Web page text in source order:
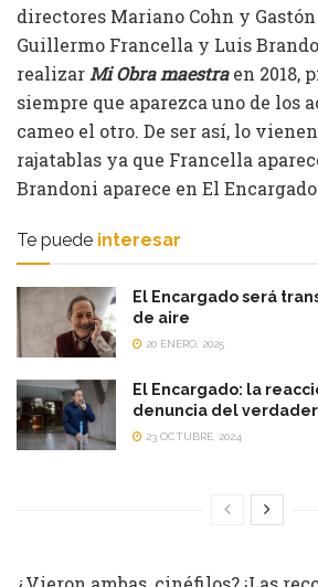
directores Mariano Cohn y
Guillermo Francella y Luis
realizar Mi Obra maestraen 2018,
siempre que aparezca uno de los
cameo el otro. De ser así, lo
rajatablas ya que Francella
Brandoni aparece en El
Te puede interesar
El Encargado será
de aire
20 ENERO, 2025
El Encargado: la
denuncia del
23 OCTUBRE, 2024